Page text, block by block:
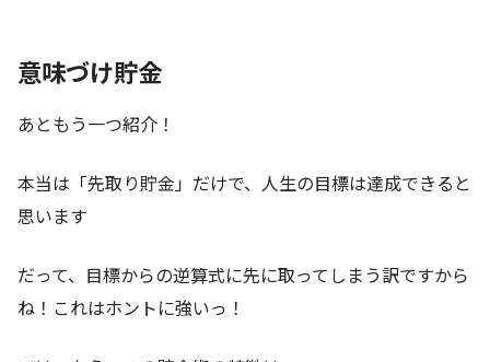
意味づけ貯金
あともう一つ紹介！
本当は「先取り貯金」だけで、人生の目標は達成できると
思います
だって、目標からの逆算式に先に取ってしまう訳ですから
ね！これはホントに強いっ！